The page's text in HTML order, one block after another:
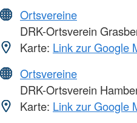
Ortsvereine
DRK-Ortsverein
Karte: Link zur Google
Ortsvereine
DRK-Ortsverein
Karte: Link zur Google